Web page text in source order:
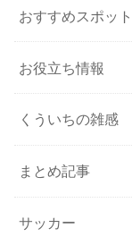
おすすめスポット
お役立ち情報
くういちの雑感
まとめ記事
サッカー